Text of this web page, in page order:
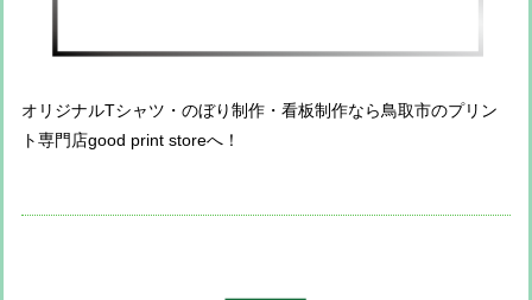
オリジナルTシャツ・のぼり制作・看板制作なら鳥取市のプリン
ト専門店good print storeへ！